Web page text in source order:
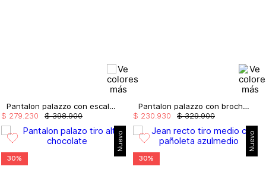
Pantalon palazzo con escalerilla
$ 398.900
$ 279 230
Pantalon palazzo con broches
$ 329.900
$ 230 930
Nuevo
30%
Nuevo
30%